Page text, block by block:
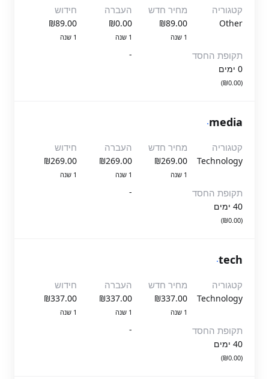
קטגוריה
Other
מחיר חדש
₪89.00
1 שנה
העברה
₪0.00
1 שנה
חידוש
₪89.00
1 שנה
תקופת החסד
0 ימים
(₪0.00)
-
.media
קטגוריה
Technology
מחיר חדש
₪269.00
1 שנה
העברה
₪269.00
1 שנה
חידוש
₪269.00
1 שנה
תקופת החסד
40 ימים
(₪0.00)
-
.tech
קטגוריה
Technology
מחיר חדש
₪337.00
1 שנה
העברה
₪337.00
1 שנה
חידוש
₪337.00
1 שנה
תקופת החסד
40 ימים
(₪0.00)
-